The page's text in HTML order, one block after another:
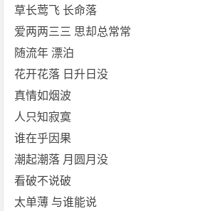
草长莺飞 长命落
爱两两三三 思却总常常
随流年 漂泊
花开花落 日升日没
真情如烟波
人只知寂寞
谁在乎因果
潮起潮落 月圆月没
看破不说破
太单薄 与谁能说